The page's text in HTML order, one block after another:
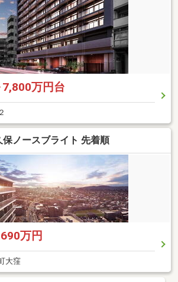
万円台
保ノースブライト 先着順
万円
大窪